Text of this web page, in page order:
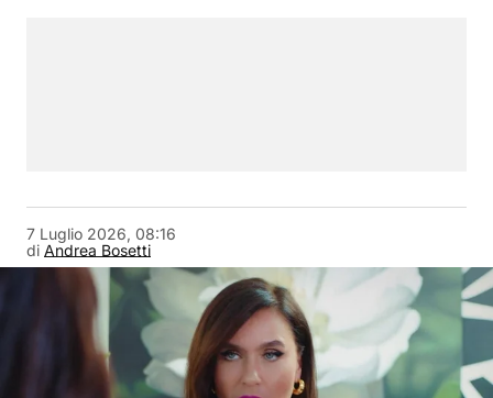
di Andrea Bosetti
7 Luglio 2026, 08:16